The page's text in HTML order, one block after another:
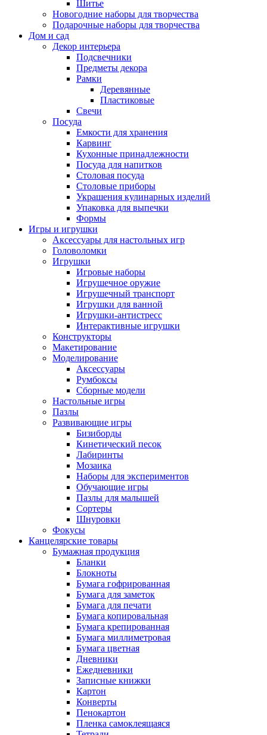
Шитье
Новогодние наборы для творчества
Подарочные наборы для творчества
Дом и сад
Декор интерьера
Подсвечники
Предметы декора
Рамки
Деревянные
Пластиковые
Свечи
Посуда
Емкости для хранения
Карвинг
Кухонные принадлежности
Посуда для напитков
Столовая посуда
Столовые приборы
Украшения кулинарных изделий
Упаковка для выпечки
Формы
Игры и игрушки
Аксессуары для настольных игр
Головоломки
Игрушки
Игровые наборы
Игрушечное оружие
Игрушечный транспорт
Игрушки для ванной
Игрушки-антистресс
Интерактивные игрушки
Конструкторы
Макетирование
Моделирование
Аксессуары
Румбоксы
Сборные модели
Настольные игры
Пазлы
Развивающие игры
Бизиборды
Кинетический песок
Лабиринты
Мозаика
Наборы для экспериментов
Обучающие игры
Пазлы для малышей
Сортеры
Шнуровки
Фокусы
Канцелярские товары
Бумажная продукция
Бланки
Блокноты
Бумага гофрированная
Бумага для заметок
Бумага для печати
Бумага копировальная
Бумага крепированная
Бумага миллиметровая
Бумага цветная
Дневники
Ежедневники
Записные книжки
Картон
Конверты
Пенокартон
Пленка самоклеящаяся